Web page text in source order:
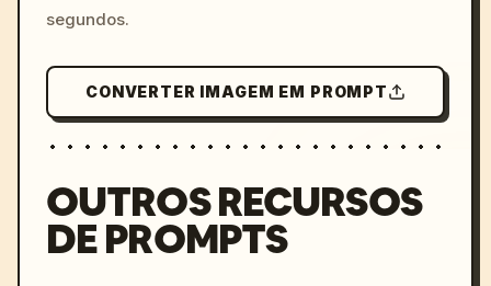
segundos.
CONVERTER IMAGEM EM PROMPT
OUTROS RECURSOS
DE PROMPTS